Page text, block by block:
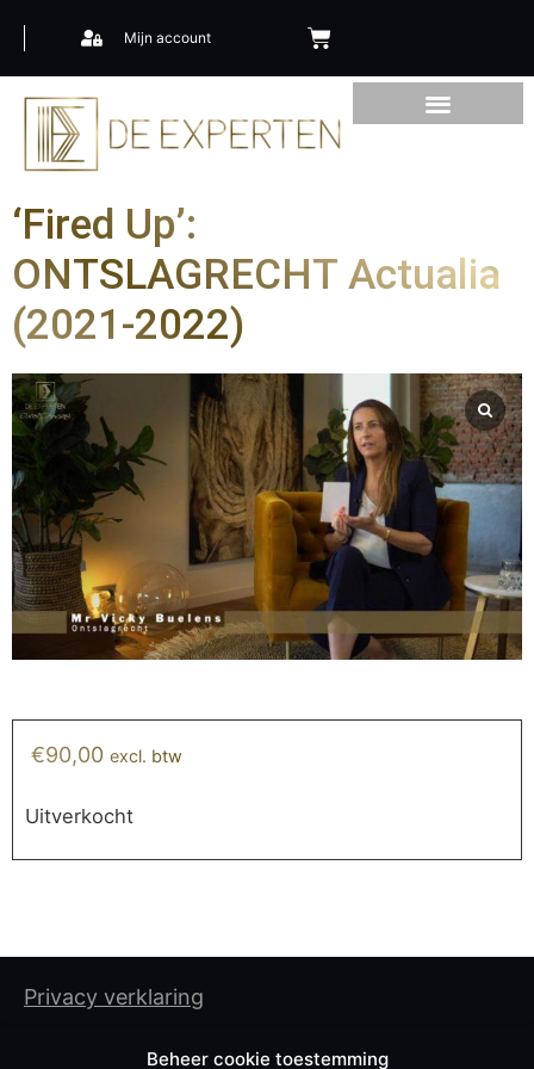
Beheer cookie toestemming
Mijn account
‘Fired Up’:
ONTSLAGRECHT Actualia
(2021-2022)
€90,00 excl. btw
Uitverkocht
Privacy verklaring
Cookiebeleid